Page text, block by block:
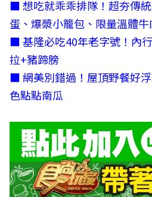
■想吃就乖乖排隊！超夯傳
蛋、爆漿小籠包、限量溫體牛
■基隆必吃40年老字號！內
拉+豬蹄膀
■網美別錯過！屋頂野餐好
色點點南瓜